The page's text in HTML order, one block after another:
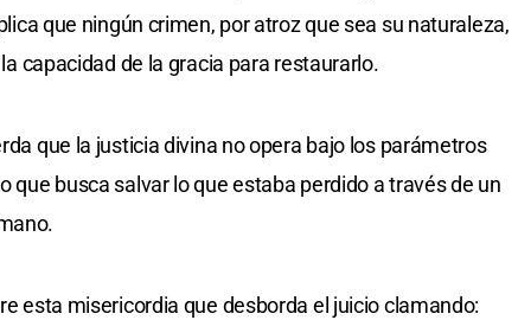
que ningún crimen, por atroz que sea su naturaleza,
capacidad de la gracia para restaurarlo.
que la justicia divina no opera bajo los parámetros
busca salvar lo que estaba perdido a través de un
esta misericordia que desborda el juicio clamando: